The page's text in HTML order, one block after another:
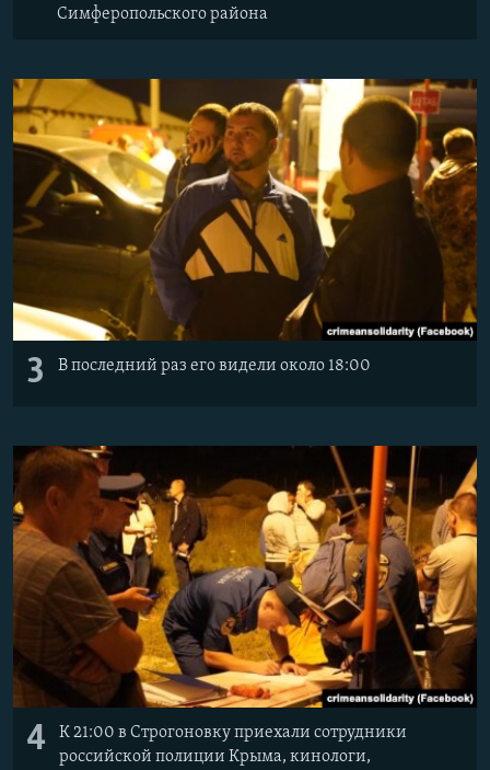
Симферопольского района
3 В последний раз его видели около 18:00
4
К 21:00 в Строгоновку приехали сотрудники
российской полиции Крыма, кинологи,